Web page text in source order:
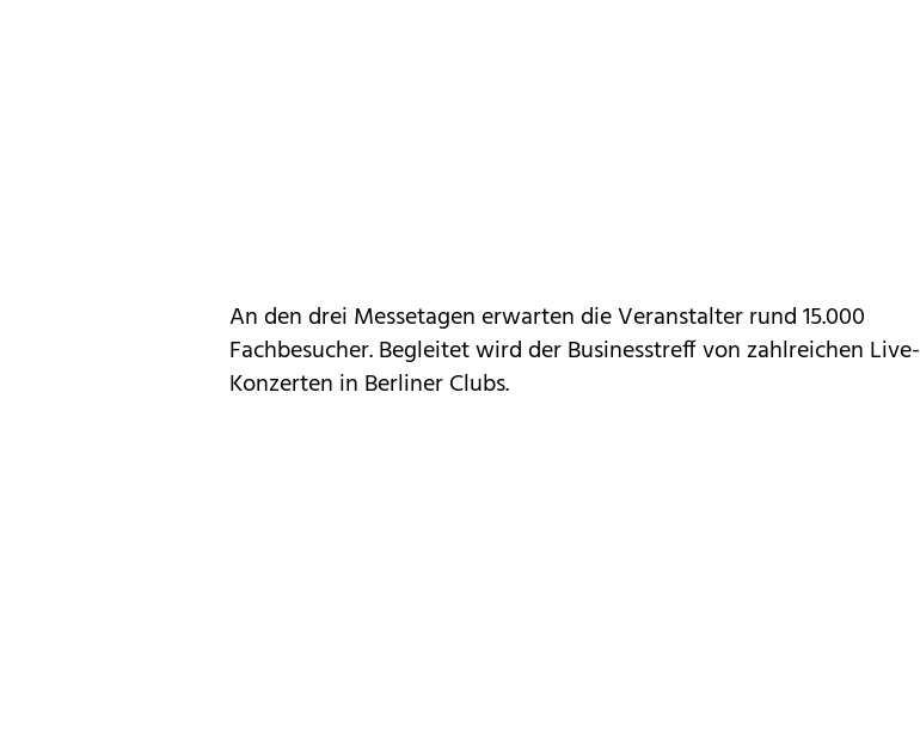
An den drei Messetagen erwarten die Veranstalter rund 15.000
Fachbesucher. Begleitet wird der Businesstreff von zahlreichen Live-
Konzerten in Berliner Clubs.